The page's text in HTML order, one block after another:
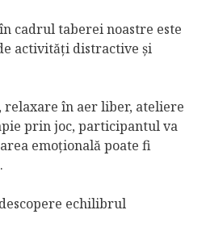
cadrul taberei noastre este
activități distractive și
relaxare în aer liber, ateliere
prin joc, participantul va
emoțională poate fi
echilibrul